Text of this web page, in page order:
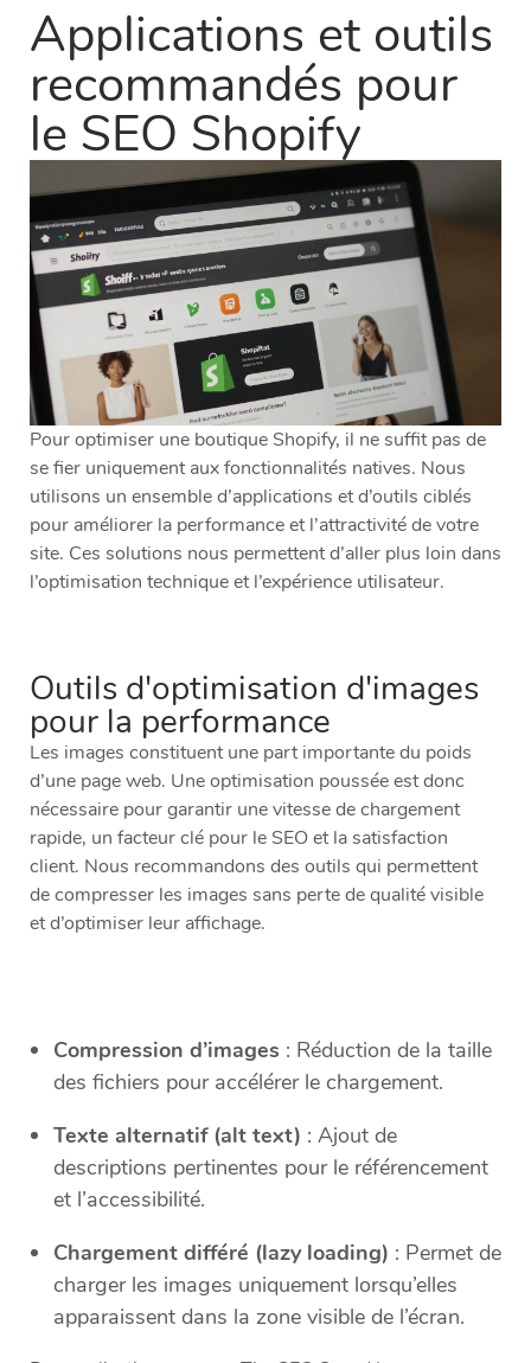
Applications et outils
recommandés pour
le SEO Shopify
Pour optimiser une boutique Shopify, il ne suffit pas de
se fier uniquement aux fonctionnalités natives. Nous
utilisons un ensemble d’applications et d’outils ciblés
pour améliorer la performance et l’attractivité de votre
site. Ces solutions nous permettent d’aller plus loin dans
l’optimisation technique et l’expérience utilisateur.
Outils d'optimisation d'images
pour la performance
Les images constituent une part importante du poids
d’une page web. Une optimisation poussée est donc
nécessaire pour garantir une vitesse de chargement
rapide, un facteur clé pour le SEO et la satisfaction
client. Nous recommandons des outils qui permettent
de compresser les images sans perte de qualité visible
et d’optimiser leur affichage.
Compression d’images : Réduction de la taille
des fichiers pour accélérer le chargement.
Texte alternatif (alt text) : Ajout de
descriptions pertinentes pour le référencement
et l’accessibilité.
Chargement différé (lazy loading) : Permet de
charger les images uniquement lorsqu’elles
apparaissent dans la zone visible de l’écran.